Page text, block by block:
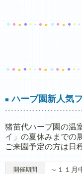
■ ハーブ園新人気
猪苗代ハーブ園の温
イ」の夏休みまでの
ご来園予定の方は日
開催期間 ～１１月